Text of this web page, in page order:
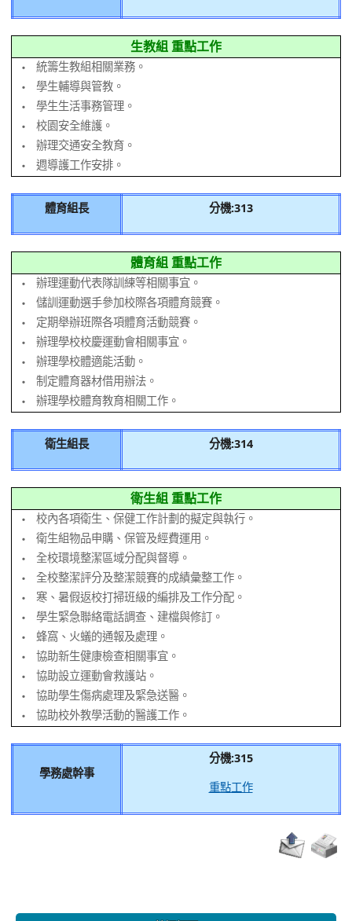
生教組 重點工作
‧
統籌生教組相關業務。
‧ 學生輔導與管教。
‧ 學生生活事務管理。
‧ 校園安全維護。
‧ 辦理交通安全教育。
‧ 週導護工作安排。
體育組長 分機:313
體育組 重點工作
‧
辦理運動代表隊訓練等相關事宜。
‧ 儲訓運動選手參加校際各項體育競賽。
‧ 定期舉辦班際各項體育活動競賽。
‧ 辦理學校校慶運動會相關事宜。
‧ 辦理學校體適能活動。
‧ 制定體育器材借用辦法。
‧ 辦理學校體育教育相關工作。
衛生組長 分機:314
衛生組 重點工作
‧
校內各項衛生、保健工作計劃的擬定與執行。
‧ 衛生組物品申購、保管及經費運用。
‧ 全校環境整潔區域分配與督導。
‧ 全校整潔評分及整潔競賽的成績彙整工作。
‧ 寒、暑假返校打掃班級的編排及工作分配。
‧ 學生緊急聯絡電話調查、建檔與修訂。
‧ 蜂窩、火蟻的通報及處理。
‧ 協助新生健康檢查相關事宜。
‧ 協助設立運動會救護站。
‧ 協助學生傷病處理及緊急送醫。
‧ 協助校外教學活動的醫護工作。
學務處幹事
分機:315
重點工作